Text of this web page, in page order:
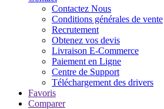
Contactez Nous
Conditions générales de vente
Recrutement
Obtenez vos devis
Livraison E-Commerce
Paiement en Ligne
Centre de Support
Téléchargement des drivers
Favoris
Comparer